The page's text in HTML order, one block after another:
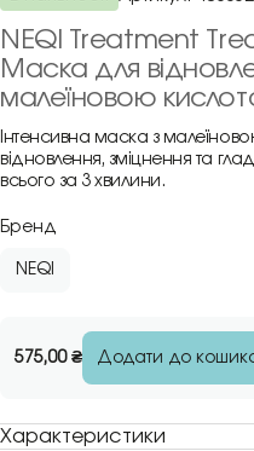
NEQI Treatment
Маска для
малеїновою
Інтенсивна маска з
відновлення, зміцнення та
всього за 3 хвилини.
Бренд
NEQI
575,00₴ Додати до
Характеристики